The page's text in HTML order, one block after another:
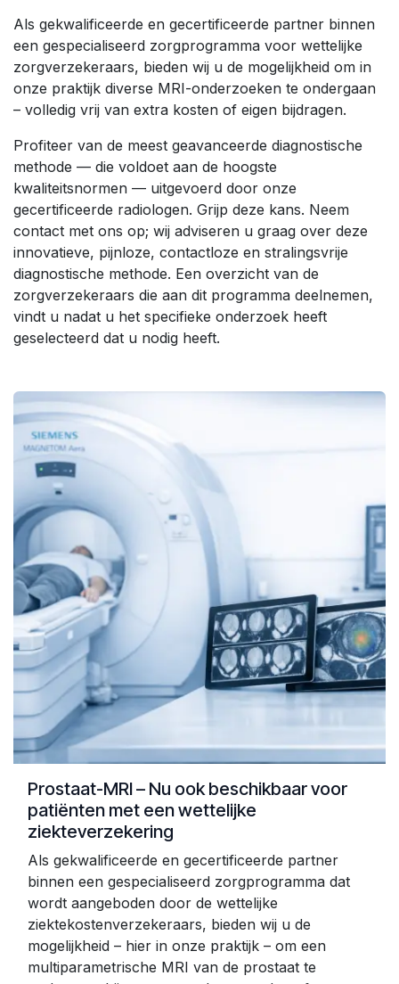
Als gekwalificeerde en gecertificeerde partner binnen
een gespecialiseerd zorgprogramma voor wettelijke
zorgverzekeraars, bieden wij u de mogelijkheid om in
onze praktijk diverse MRI-onderzoeken te ondergaan
– volledig vrij van extra kosten of eigen bijdragen.
Profiteer van de meest geavanceerde diagnostische
methode — die voldoet aan de hoogste
kwaliteitsnormen — uitgevoerd door onze
gecertificeerde radiologen. Grijp deze kans. Neem
contact met ons op; wij adviseren u graag over deze
innovatieve, pijnloze, contactloze en stralingsvrije
diagnostische methode. Een overzicht van de
zorgverzekeraars die aan dit programma deelnemen,
vindt u nadat u het specifieke onderzoek heeft
geselecteerd dat u nodig heeft.
Prostaat-MRI – Nu ook beschikbaar voor
patiënten met een wettelijke
ziekteverzekering
Als gekwalificeerde en gecertificeerde partner
binnen een gespecialiseerd zorgprogramma dat
wordt aangeboden door de wettelijke
ziektekostenverzekeraars, bieden wij u de
mogelijkheid – hier in onze praktijk – om een
multiparametrische MRI van de prostaat te